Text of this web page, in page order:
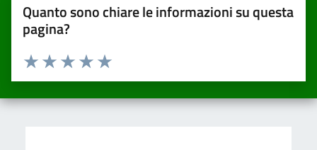
Quanto sono chiare le informazioni su questa
pagina?
Valuta da 1 a 5 stelle la pagina
Valuta 5 stelle su 5
Valuta 4 stelle su 5
Valuta 3 stelle su 5
Valuta 2 stelle su 5
Valuta una stella su 5